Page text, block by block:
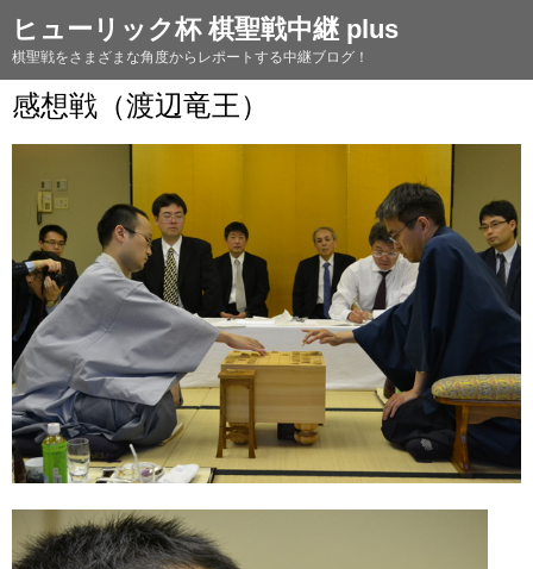
ヒューリック杯 棋聖戦中継 plus
棋聖戦をさまざまな角度からレポートする中継ブログ！
感想戦（渡辺竜王）